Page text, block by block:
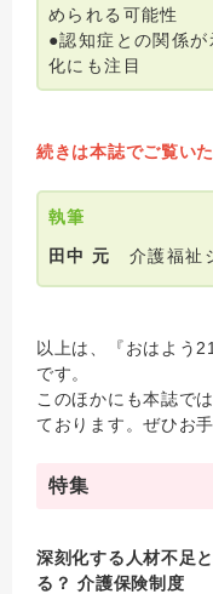
められる可能性
●認知症との関係
化にも注目
続きは本誌でご覧いた
執筆
田中 元
介護福祉
以上は、『おはよう
です。
このほかにも本誌で
ております。ぜひお
特集
深刻化する人材不足
る？ 介護保険制度